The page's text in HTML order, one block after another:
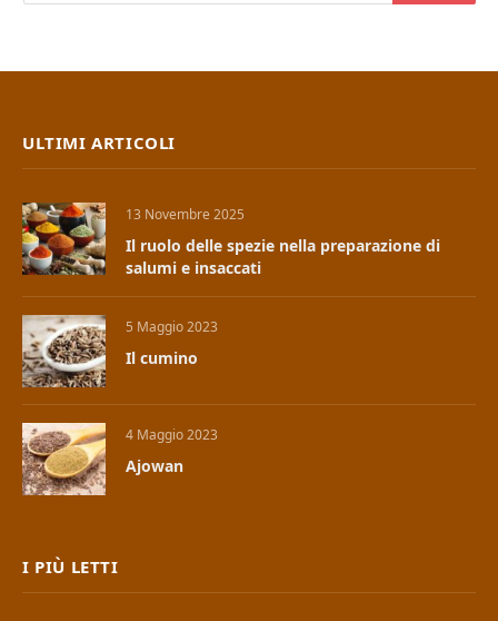
ULTIMI ARTICOLI
13 Novembre 2025
Il ruolo delle spezie nella preparazione di
salumi e insaccati
5 Maggio 2023
Il cumino
4 Maggio 2023
Ajowan
I PIÙ LETTI